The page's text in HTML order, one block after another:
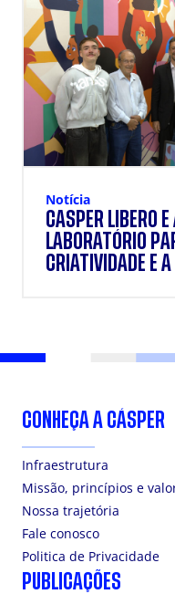
Notícia
CÁSPER LÍBERO
LABORATÓRIO
CRIATIVIDADE E A
CONHEÇA A CÁSPER
Infraestrutura
Missão, princípios e
Nossa trajetória
Fale conosco
Politica de Privacidade
PUBLICAÇÕES